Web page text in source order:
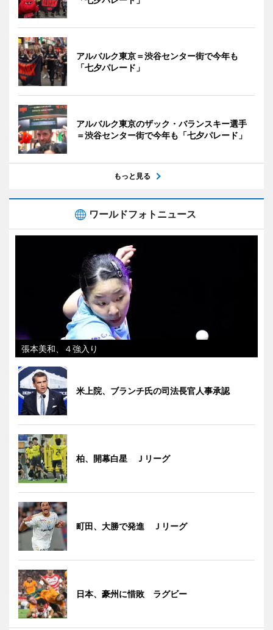
アルバルク東京＝渋谷センター街で今年も
「七夕パレード」
アルバルク東京のザック・バランスキー選手
＝渋谷センター街で今年も「七夕パレード」
もっと見る
ワールドフォトニュース
張本美和、４強入り
米上院、ブランチ氏の司法長官人事承認
柏、開幕白星 Ｊリーグ
町田、大勝で発進 Ｊリーグ
日本、豪州に惜敗 ラグビー